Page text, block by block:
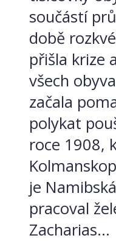
součástí
době
přišla krize
všech
začala
polykat
roce 1908,
je
pracoval
Zacharias...